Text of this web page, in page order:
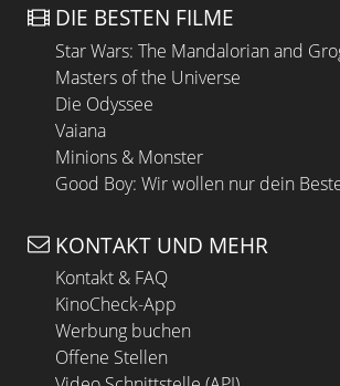
DIE BESTEN FILME
Star Wars: The Mandalorian and
Masters of the Universe
Die Odyssee
Vaiana
Minions & Monster
Good Boy: Wir wollen nur dein
KONTAKT UND MEHR
Kontakt & FAQ
KinoCheck-App
Werbung buchen
Offene Stellen